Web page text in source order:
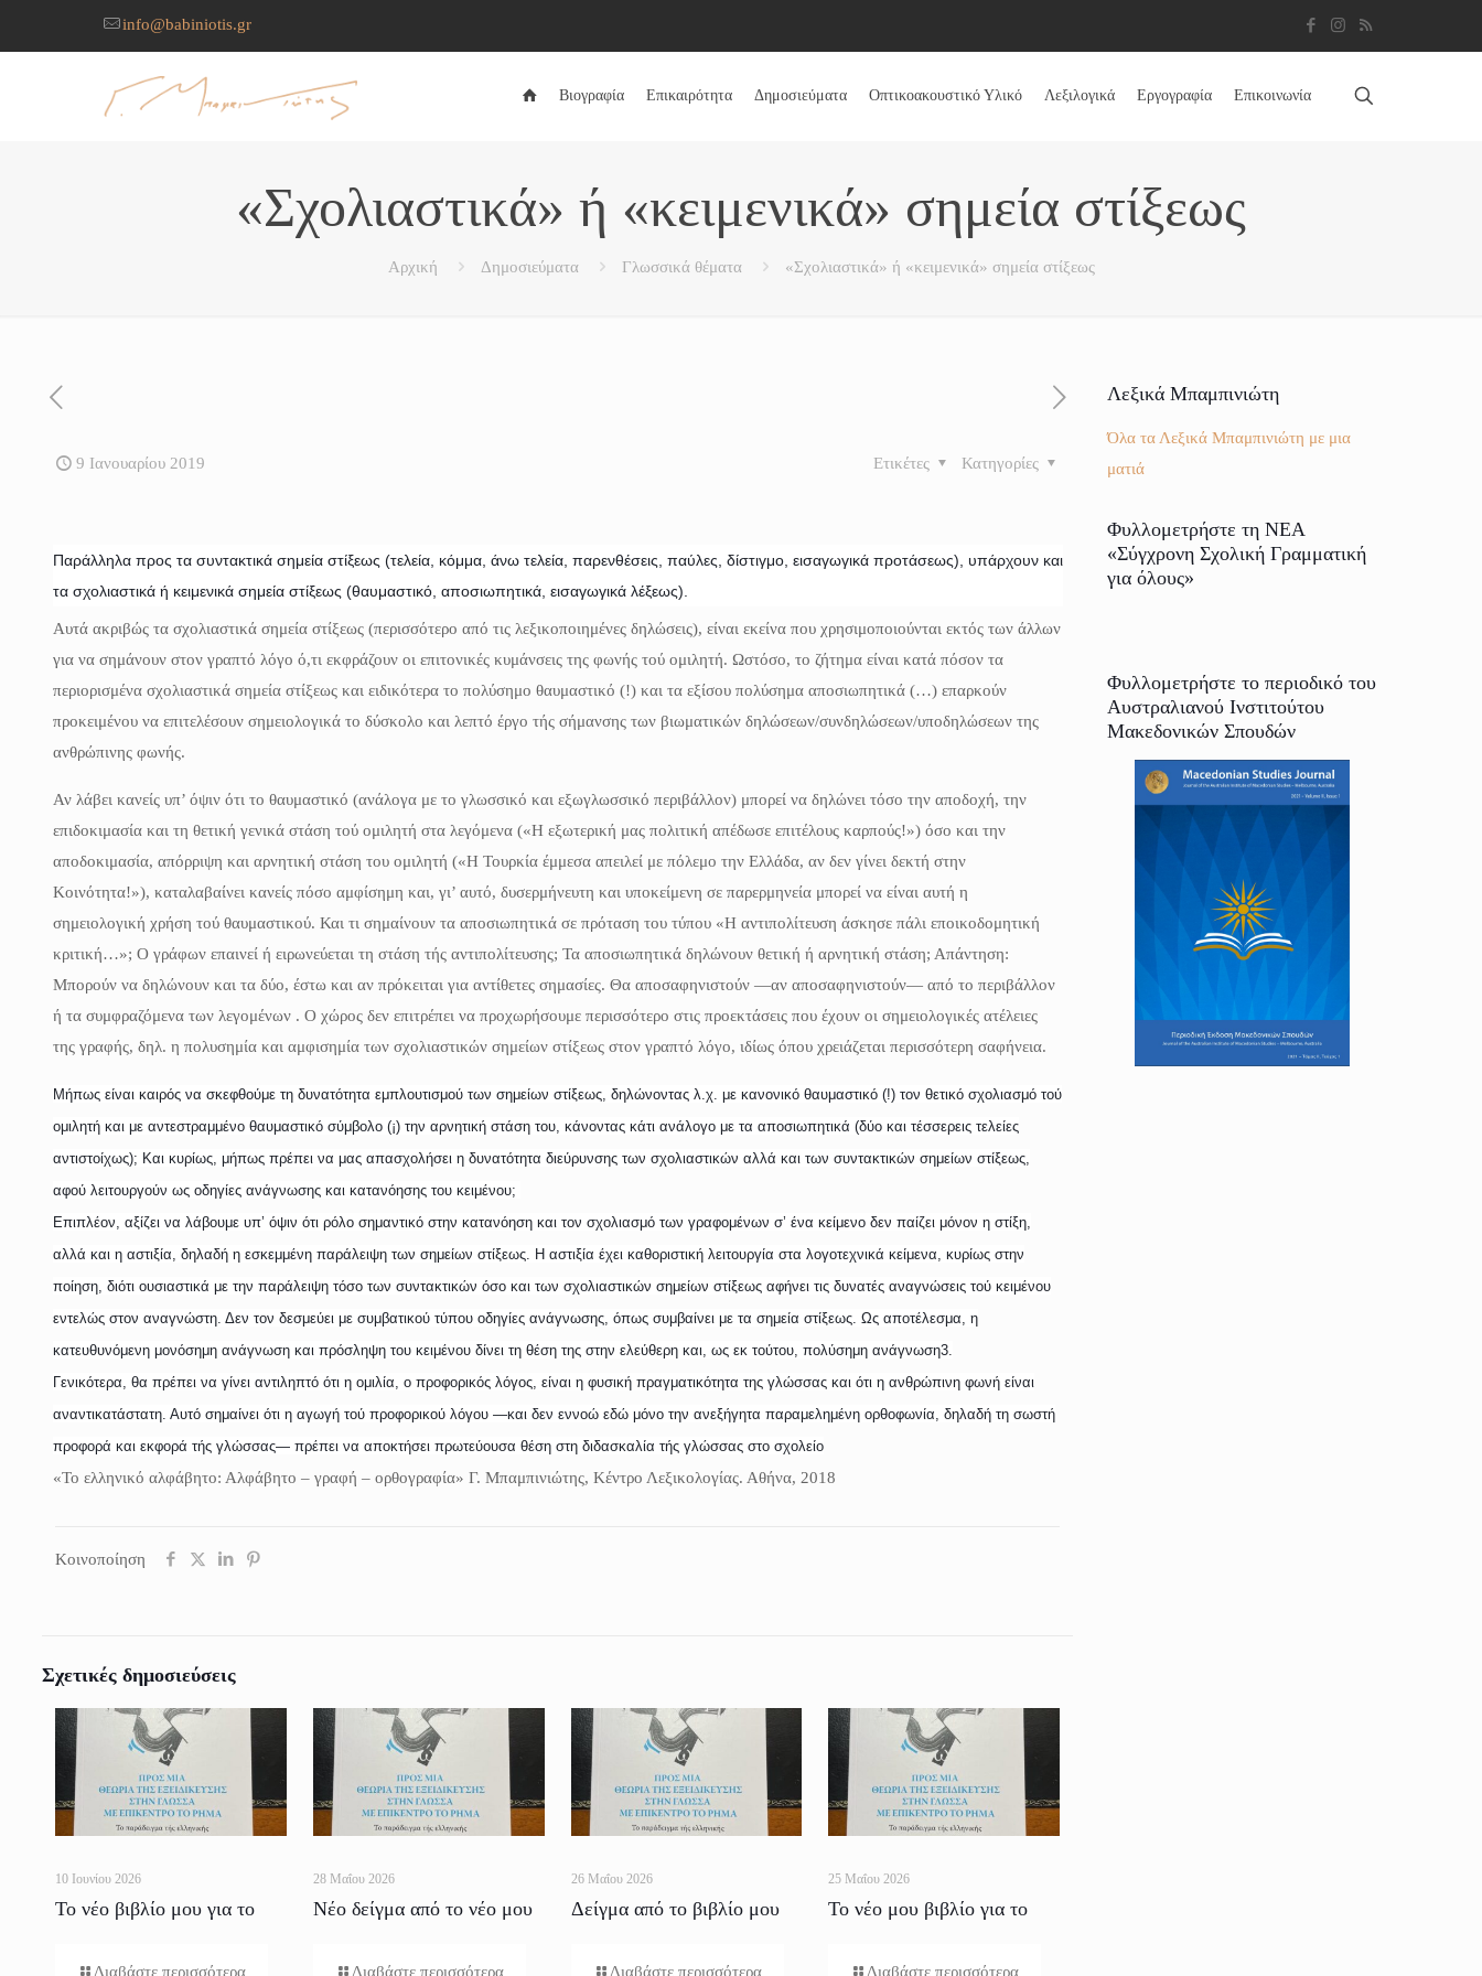
info@babiniotis.gr
Βιογραφία Επικαιρότητα Δημοσιεύματα Οπτικοακουστικό Υλικό Λεξιλογικά Εργογραφία Επικοινωνία
«Σχολιαστικά» ή «κειμενικά» σημεία στίξεως
Αρχική Δημοσιεύματα Γλωσσικά θέματα «Σχολιαστικά» ή «κειμενικά» σημεία στίξεως
9 Ιανουαρίου 2019 Κατηγορίες
Ετικέτες
Παράλληλα προς τα συντακτικά σημεία στίξεως (τελεία, κόμμα, άνω τελεία, παρενθέσεις, παύλες, δίστιγμο, εισαγωγικά προτάσεως), υπάρχουν και
τα σχολιαστικά ή κειμενικά σημεία στίξεως (θαυμαστικό, αποσιωπητικά, εισαγωγικά λέξεως).
Αυτά ακριβώς τα σχολιαστικά σημεία στίξεως (περισσότερο από τις λεξικοποιημένες δηλώσεις), είναι εκείνα που χρησιμοποιούνται εκτός των άλλων
για να σημάνουν στον γραπτό λόγο ό,τι εκφράζουν οι επιτονικές κυμάνσεις της φωνής τού ομιλητή. Ωστόσο, το ζήτημα είναι κατά πόσον τα
περιορισμένα σχολιαστικά σημεία στίξεως και ειδικότερα το πολύσημο θαυμαστικό (!) και τα εξίσου πολύσημα αποσιωπητικά (…) επαρκούν
προκειμένου να επιτελέσουν σημειολογικά το δύσκολο και λεπτό έργο τής σήμανσης των βιωματικών δηλώσεων/συνδηλώσεων/υποδηλώσεων της
ανθρώπινης φωνής.
Αν λάβει κανείς υπ’ όψιν ότι το θαυμαστικό (ανάλογα με το γλωσσικό και εξωγλωσσικό περιβάλλον) μπορεί να δηλώνει τόσο την αποδοχή, την
επιδοκιμασία και τη θετική γενικά στάση τού ομιλητή στα λεγόμενα («Η εξωτερική μας πολιτική απέδωσε επιτέλους καρπούς!») όσο και την
αποδοκιμασία, απόρριψη και αρνητική στάση του ομιλητή («Η Τουρκία έμμεσα απειλεί με πόλεμο την Ελλάδα, αν δεν γίνει δεκτή στην
Κοινότητα!»), καταλαβαίνει κανείς πόσο αμφίσημη και, γι’ αυτό, δυσερμήνευτη και υποκείμενη σε παρερμηνεία μπορεί να είναι αυτή η
σημειολογική χρήση τού θαυμαστικού. Και τι σημαίνουν τα αποσιωπητικά σε πρόταση του τύπου «Η αντιπολίτευση άσκησε πάλι εποικοδομητική
κριτική…»; Ο γράφων επαινεί ή ειρωνεύεται τη στάση τής αντιπολίτευσης; Τα αποσιωπητικά δηλώνουν θετική ή αρνητική στάση; Απάντηση:
Μπορούν να δηλώνουν και τα δύο, έστω και αν πρόκειται για αντίθετες σημασίες. Θα αποσαφηνιστούν ―αν αποσαφηνιστούν― από το περιβάλλον
ή τα συμφραζόμενα των λεγομένων . Ο χώρος δεν επιτρέπει να προχωρήσουμε περισσότερο στις προεκτάσεις που έχουν οι σημειολογικές ατέλειες
της γραφής, δηλ. η πολυσημία και αμφισημία των σχολιαστικών σημείων στίξεως στον γραπτό λόγο, ιδίως όπου χρειάζεται περισσότερη σαφήνεια.
Μήπως είναι καιρός να σκεφθούμε τη δυνατότητα εμπλουτισμού των σημείων στίξεως, δηλώνοντας λ.χ. με κανονικό θαυμαστικό (!) τον θετικό σχολιασμό τού
ομιλητή και με αντεστραμμένο θαυμαστικό σύμβολο (¡) την αρνητική στάση του, κάνοντας κάτι ανάλογο με τα αποσιωπητικά (δύο και τέσσερεις τελείες
αντιστοίχως); Και κυρίως, μήπως πρέπει να μας απασχολήσει η δυνατότητα διεύρυνσης των σχολιαστικών αλλά και των συντακτικών σημείων στίξεως,
αφού λειτουργούν ως οδηγίες ανάγνωσης και κατανόησης του κειμένου;
Επιπλέον, αξίζει να λάβουμε υπ’ όψιν ότι ρόλο σημαντικό στην κατανόηση και τον σχολιασμό των γραφομένων σ’ ένα κείμενο δεν παίζει μόνον η στίξη,
αλλά και η αστιξία, δηλαδή η εσκεμμένη παράλειψη των σημείων στίξεως. Η αστιξία έχει καθοριστική λειτουργία στα λογοτεχνικά κείμενα, κυρίως στην
ποίηση, διότι ουσιαστικά με την παράλειψη τόσο των συντακτικών όσο και των σχολιαστικών σημείων στίξεως αφήνει τις δυνατές αναγνώσεις τού κειμένου
εντελώς στον αναγνώστη. Δεν τον δεσμεύει με συμβατικού τύπου οδηγίες ανάγνωσης, όπως συμβαίνει με τα σημεία στίξεως. Ως αποτέλεσμα, η
κατευθυνόμενη μονόσημη ανάγνωση και πρόσληψη του κειμένου δίνει τη θέση της στην ελεύθερη και, ως εκ τούτου, πολύσημη ανάγνωση3.
Γενικότερα, θα πρέπει να γίνει αντιληπτό ότι η ομιλία, ο προφορικός λόγος, είναι η φυσική πραγματικότητα της γλώσσας και ότι η ανθρώπινη φωνή είναι
αναντικατάστατη. Αυτό σημαίνει ότι η αγωγή τού προφορικού λόγου ―και δεν εννοώ εδώ μόνο την ανεξήγητα παραμελημένη ορθοφωνία, δηλαδή τη σωστή
προφορά και εκφορά τής γλώσσας― πρέπει να αποκτήσει πρωτεύουσα θέση στη διδασκαλία τής γλώσσας στο σχολείο
«Το ελληνικό αλφάβητο: Αλφάβητο – γραφή – ορθογραφία» Γ. Μπαμπινιώτης, Κέντρο Λεξικολογίας. Αθήνα, 2018
Κοινοποίηση
Σχετικές δημοσιεύσεις
10 Ιουνίου 2026
Το νέο βιβλίο μου για το
Διαβάστε περισσότερα
28 Μαΐου 2026
Νέο δείγμα από το νέο μου
Διαβάστε περισσότερα
26 Μαΐου 2026
Δείγμα από το βιβλίο μου
Διαβάστε περισσότερα
25 Μαΐου 2026
Το νέο μου βιβλίο για το
Διαβάστε περισσότερα
Λεξικά Μπαμπινιώτη
Όλα τα Λεξικά Μπαμπινιώτη με μια
ματιά
Φυλλομετρήστε τη ΝΕΑ
«Σύγχρονη Σχολική Γραμματική
για όλους»
Φυλλομετρήστε το περιοδικό του
Αυστραλιανού Ινστιτούτου
Μακεδονικών Σπουδών